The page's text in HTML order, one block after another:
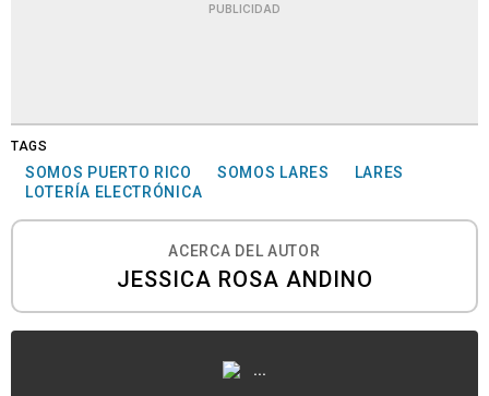
PUBLICIDAD
TAGS
SOMOS PUERTO RICO SOMOS LARES
LARES
LOTERÍA ELECTRÓNICA
ACERCA DEL AUTOR
JESSICA ROSA ANDINO
...